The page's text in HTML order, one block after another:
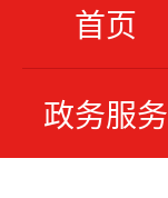
首页
政务服务